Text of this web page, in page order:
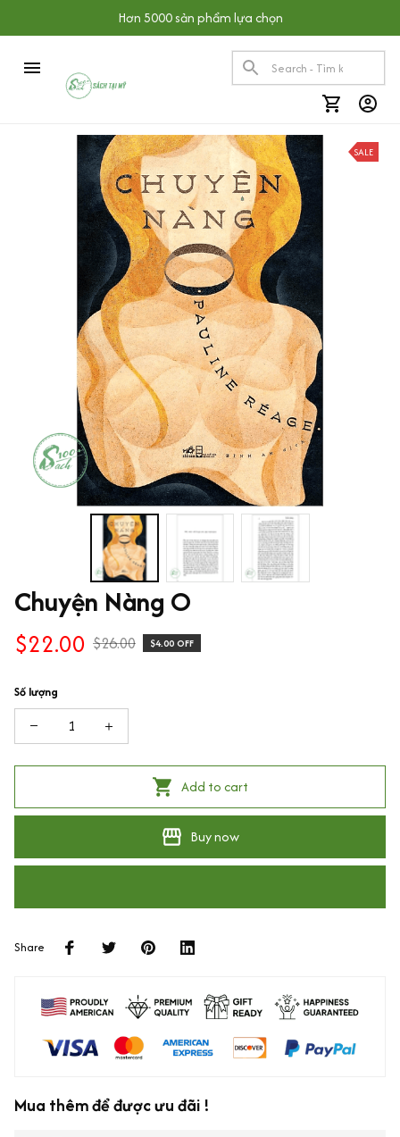
Hơn 5000 sản phẩm lựa chọn
SALE
Chuyện Nàng O
$22.00 $26.00 $4.00 OFF
Số lượng
Add to cart
Buy now
Share
Mua thêm để được ưu đãi !